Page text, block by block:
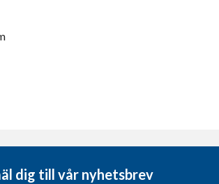
dig till vår nyhetsbrev